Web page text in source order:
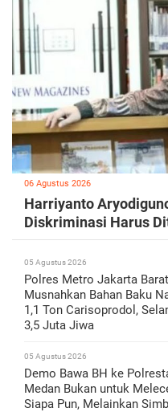
06 Agustus 2026
Harriyanto
Diskriminasi Harus
05 Agustus 2026
Polres Metro Jakarta Barat
Musnahkan Bahan Baku
1,1 Ton Carisoprodol,
3,5 Juta Jiwa
05 Agustus 2026
Demo Bawa BH ke
Medan Bukan untuk
Siapa Pun, Melainkan